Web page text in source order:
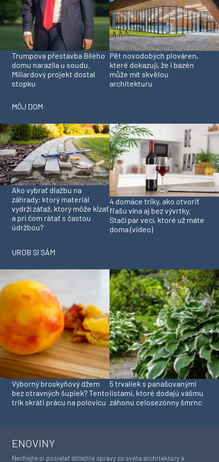
Trumpova přestavba Bílého
domu narazila u soudu.
Miliardový projekt dostal
stopku
Pět novodobých plováren,
které dokazují, že i bazén
může mít skvělou
architekturu
MÔJ DOM
Ako vybrať dlažbu na
záhrady: ktorý materiál
vydrží záťaž, ktorý môže kĺzať
a pri čom rátať s častou
údržbou?
4 domáce triky, ako otvoriť
fľašu vína aj bez vývrtky.
Stačí pár vecí, ktoré už máte
doma (video)
UROB SI SÁM
Výborný broskyňový džem
bez otravných šupiek? Tento
trik skráti prácu na polovicu
5 trvaliek s panašovanými
listami, ktoré dodajú vášmu
záhonu celosezónny šmrnc
ENOVINY
Nechajte si posielať dôležité správy zo sveta architektúry a